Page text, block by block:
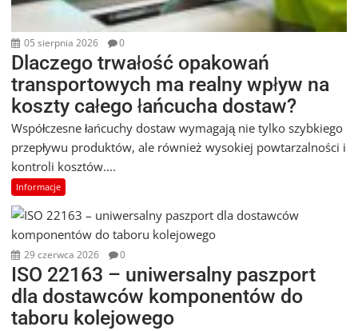
05 sierpnia 2026 0
Dlaczego trwałość opakowań
transportowych ma realny wpływ na
koszty całego łańcucha dostaw?
Współczesne łańcuchy dostaw wymagają nie tylko szybkiego
przepływu produktów, ale również wysokiej powtarzalności i
kontroli kosztów....
Informacje
29 czerwca 2026 0
ISO 22163 – uniwersalny paszport
dla dostawców komponentów do
taboru kolejowego